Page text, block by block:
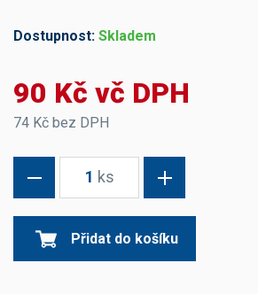
Dostupnost: Skladem
90 Kč vč DPH
74 Kč bez DPH
1 ks
Přidat do košíku